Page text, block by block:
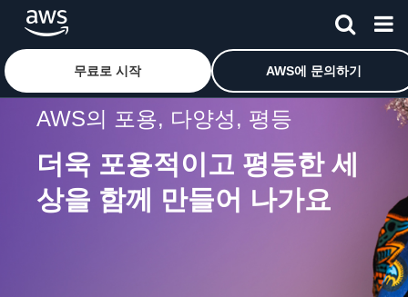
메인 콘텐츠로 건너뛰기
무료로 시작 AWS에 문의하기
AWS의 포용, 다양성, 평등
더욱 포용적이고 평등한 세
상을 함께 만들어 나가요